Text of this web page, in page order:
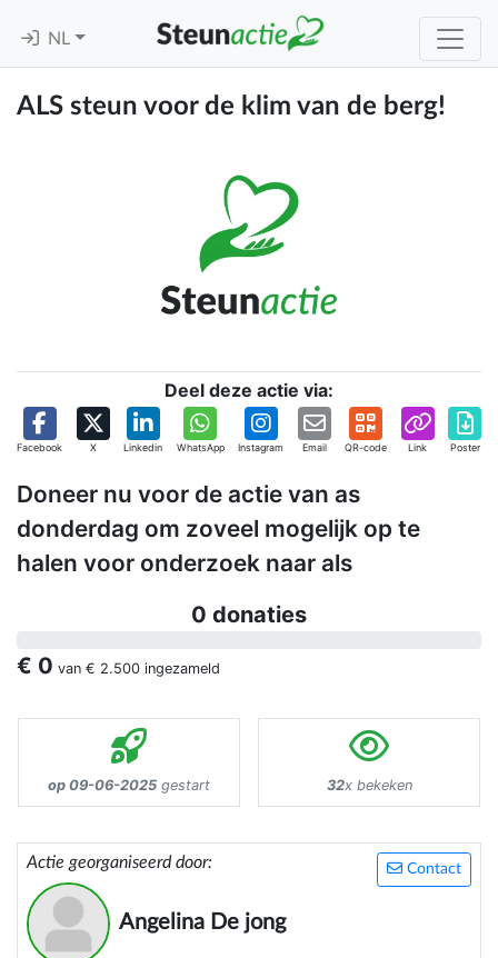
NL
ALS steun voor de klim van de berg!
Deel deze actie via:
Facebook X Linkedin WhatsApp Instagram Email QR-code Link Poster
Doneer nu voor de actie van as
donderdag om zoveel mogelijk op te
halen voor onderzoek naar als
0 donaties
€ 0 van € 2.500 ingezameld
op 09-06-2025 gestart 32x bekeken
Contact
Actie georganiseerd door:
Angelina De jong